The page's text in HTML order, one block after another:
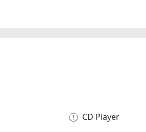
CD Player